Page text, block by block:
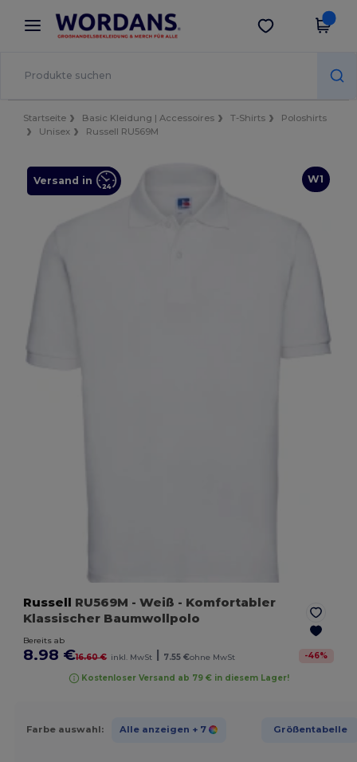
× Wordans App
Bessere Preise in der App!
App holen
Startseite Basic Kleidung | Accessoires T-Shirts
Poloshirts
Unisex
Russell RU569M
W1
Versand in
Russell RU569M - Weiß - Komfortabler
Klassischer Baumwollpolo
Bereits ab
8.98 €16.60 € inkl. MwSt | 7.55 €ohne MwSt -46%
Kostenloser Versand ab 79 € in diesem Lager!
Farbe auswahl: Alle anzeigen + 7 Größentabelle